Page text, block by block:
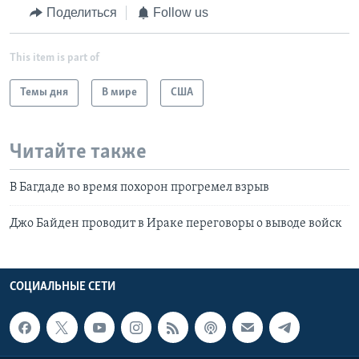
Поделиться Follow us
This item is part of
Темы дня В мире США
Читайте также
В Багдаде во время похорон прогремел взрыв
Джо Байден проводит в Ираке переговоры о выводе войск
СОЦИАЛЬНЫЕ СЕТИ